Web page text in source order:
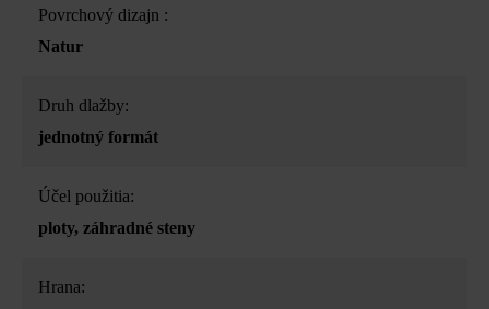
Povrchový dizajn :
Natur
Druh dlažby:
jednotný formát
Účel použitia:
ploty, záhradné steny
Hrana: